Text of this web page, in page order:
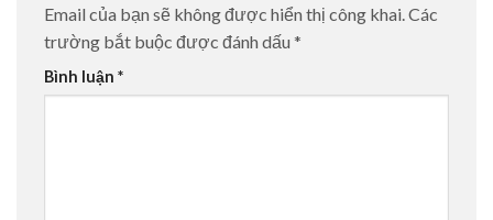
Email của bạn sẽ không được hiển thị công khai. Các
trường bắt buộc được đánh dấu *
Bình luận *